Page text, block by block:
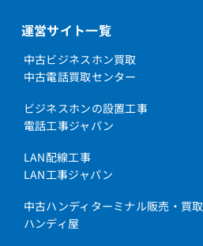
運営サイト一覧
中古ビジネスホン買取
中古電話買取センター
ビジネスホンの設置工事
電話工事ジャパン
LAN配線工事
LAN工事ジャパン
中古ハンディターミナル販売・買取
ハンディ屋